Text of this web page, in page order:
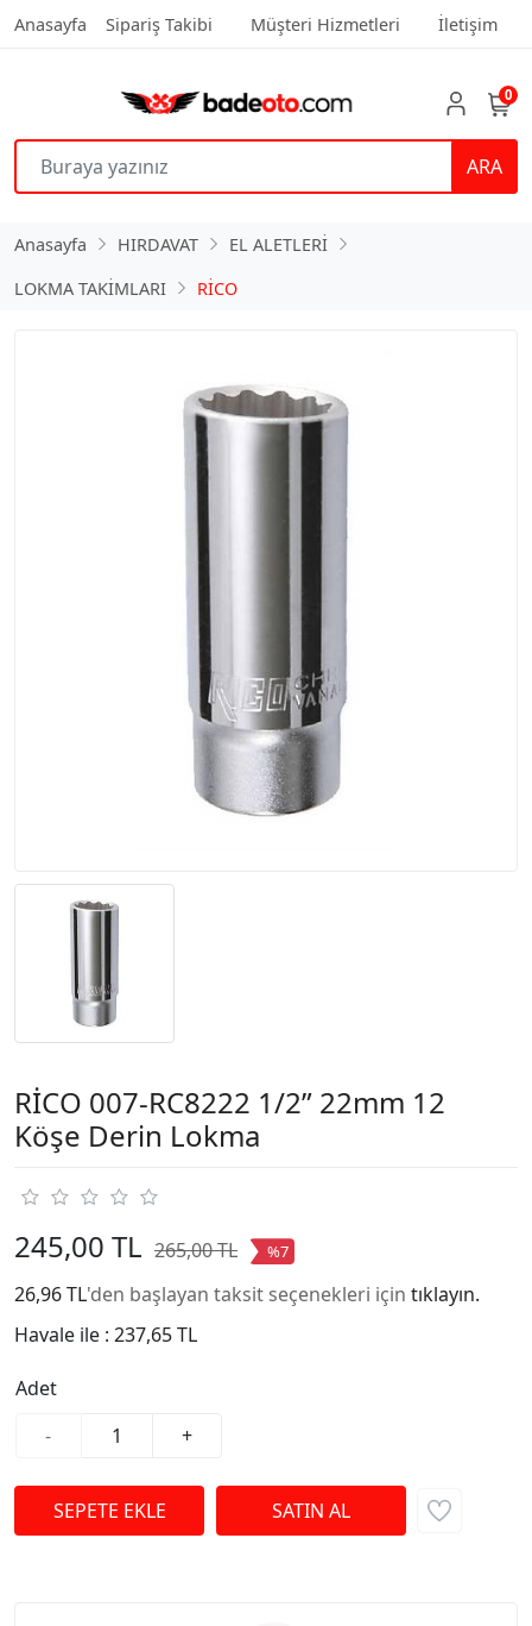
Anasayfa Sipariş Takibi Müşteri Hizmetleri İletişim
ARA
0
Anasayfa HIRDAVAT
EL ALETLERİ
LOKMA TAKİMLARI
RİCO
RİCO 007-RC8222 1/2” 22mm 12
Köşe Derin Lokma
245,00 TL 265,00 TL %7
26,96 TL'den başlayan taksit seçenekleri için tıklayın.
Havale ile : 237,65 TL
Adet
-
+